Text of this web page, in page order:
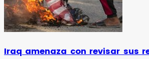
Iraq amenaza con revisar sus